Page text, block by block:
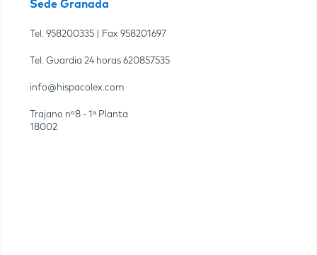
Sede Granada
Tel. 958200335 | Fax 958201697
Tel. Guardia 24 horas 620857535
info@hispacolex.com
Trajano nº8 - 1ª Planta
18002